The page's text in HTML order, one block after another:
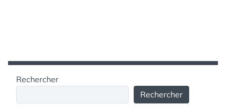
Rechercher
Rechercher